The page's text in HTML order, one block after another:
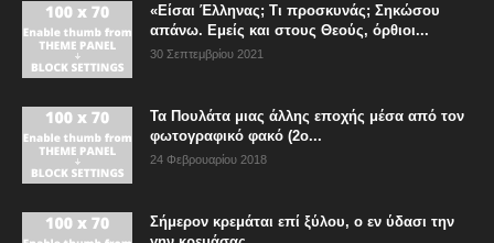
«Είσαι Έλληνας; Τι προσκυνάς; Σηκώσου
απάνω. Εμείς και στους Θεούς, όρθιοι...
30 Σεπτεμβρίου 2021
Τα Πουλάτα μιας άλλης εποχής μέσα από τον
φωτογραφικό φακό (2ο...
24 Φεβρουαρίου 2018
Σήμερον κρεμάται επί ξύλου, ο εν ύδασι την